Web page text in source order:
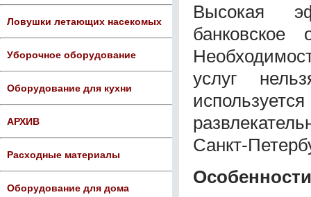
Ловушки летающих насекомых
Уборочное оборудование
Оборудование для кухни
АРХИВ
Расходные материалы
Оборудование для дома
Высокая
услуг
Санкт-